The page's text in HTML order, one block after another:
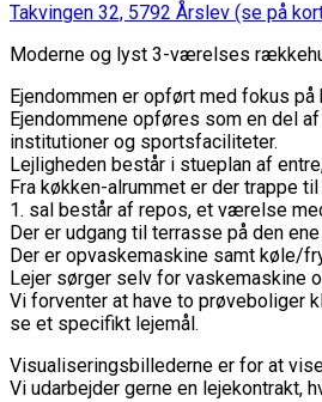
Takvingen 32, 5792 Årslev (se på
Moderne og lyst 3-værelses
Ejendommen er opført med fokus
Ejendommene opføres som en del
institutioner og sportsfaciliteter.
Lejligheden består i stueplan af
Fra køkken-alrummet er der trappe til
1. sal består af repos, et værelse
Der er udgang til terrasse på den
Der er opvaskemaskine samt køle/
Lejer sørger selv for vaskemaskine
Vi forventer at have to prøveboliger
se et specifikt lejemål.
Visualiseringsbillederne er for at
Vi udarbejder gerne en